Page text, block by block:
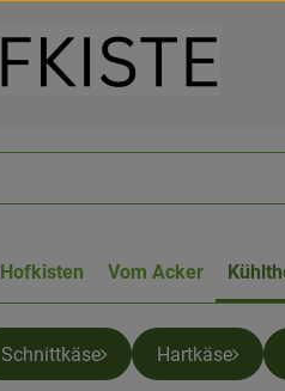
Hofkisten Vom Acker
Schnittkäse Hartkäse